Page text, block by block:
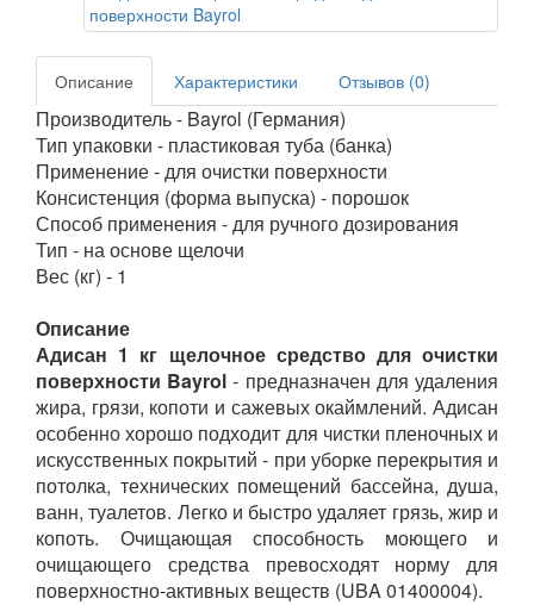
Описание Характеристики Отзывов (0)
Производитель - Bayrol (Германия)
Тип упаковки - пластиковая туба (банка)
Применение - для очистки поверхности
Консистенция (форма выпуска) - порошок
Способ применения - для ручного дозирования
Тип - на основе щелочи
Вес (кг) - 1
Описание
Адисан 1 кг щелочное средство для очистки
поверхности Bayrol - предназначен для удаления
жира, грязи, копоти и сажевых окаймлений. Адисан
особенно хорошо подходит для чистки пленочных и
искусcтвенных покрытий - при уборке перекрытия и
потолка, технических помещений бассейна, душа,
ванн, туалетов. Легко и быстро удаляет грязь, жир и
копоть. Очищающая способность моющего и
очищающего средства превосходят норму для
поверхностно-активных веществ (UBA 01400004).